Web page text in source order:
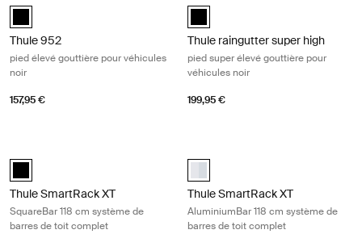
black (selected)
Thule 952
pied élevé gouttière pour véhicules
noir
157,95 €
Thule 953 Noir (selected)
Thule raingutter super high
pied super élevé gouttière pour
véhicules noir
199,95 €
black (selected)
Thule SmartRack XT
SquareBar 118 cm système de
barres de toit complet
aluminium (selected)
Thule SmartRack XT
AluminiumBar 118 cm système de
barres de toit complet